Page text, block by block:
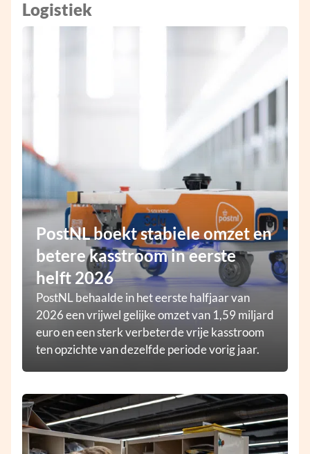
Logistiek
PostNL boekt stabiele omzet en
betere kasstroom in eerste
helft 2026
PostNL behaalde in het eerste halfjaar van
2026 een vrijwel gelijke omzet van 1,59 miljard
euro en een sterk verbeterde vrije kasstroom
ten opzichte van dezelfde periode vorig jaar.